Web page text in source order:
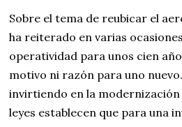
Sobre el tema de reubicar el
ha reiterado en varias
operatividad para unos cien
motivo ni razón para uno
invirtiendo en la modernización
leyes establecen que para una